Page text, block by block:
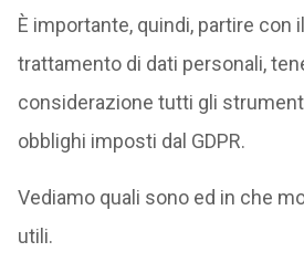
È importante, quindi, partire con
trattamento di dati personali,
considerazione tutti gli
obblighi imposti dal GDPR.
Vediamo quali sono ed in che
utili.